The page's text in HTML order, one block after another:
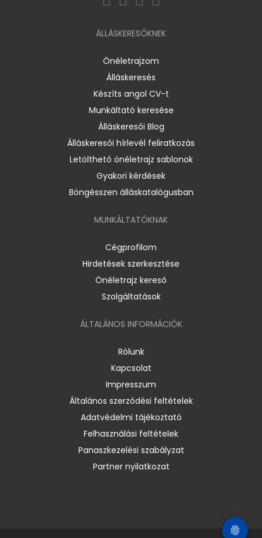
ÁLLÁSKERESŐKNEK
Önéletrajzom
Álláskeresés
Készíts angol CV-t
Munkáltató keresése
Álláskeresői Blog
Álláskeresői hírlevél feliratkozás
Letölthető önéletrajz sablonok
Gyakori kérdések
Böngésszen álláskatalógusban
MUNKÁLTATÓKNAK
Cégprofilom
Hirdetések szerkesztése
Önéletrajz kereső
Szolgáltatások
ÁLTALÁNOS INFORMÁCIÓK
Rólunk
Kapcsolat
Impresszum
Általános szerződési feltételek
Adatvédelmi tájékoztató
Felhasználási feltételek
Panaszkezelési szabályzat
Partner nyilatkozat